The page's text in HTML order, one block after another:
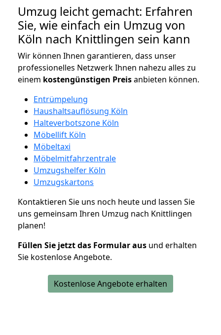
Umzug leicht gemacht: Erfahren
Sie, wie einfach ein Umzug von
Köln nach Knittlingen sein kann
Wir können Ihnen garantieren, dass unser
professionelles Netzwerk Ihnen nahezu alles zu
einem kostengünstigen Preisanbieten können.
Entrümpelung
Haushaltsauflösung Köln
Halteverbotszone Köln
Möbellift Köln
Möbeltaxi
Möbelmitfahrzentrale
Umzugshelfer Köln
Umzugskartons
Kontaktieren Sie uns noch heute und lassen Sie
uns gemeinsam Ihren Umzug nach Knittlingen
planen!
Füllen Sie jetzt das Formular aus und erhalten
Sie kostenlose Angebote.
Kostenlose Angebote erhalten